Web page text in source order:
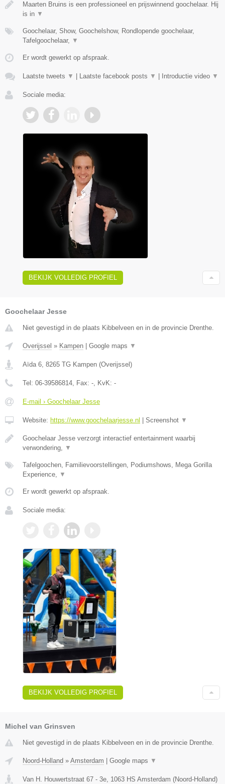
Maarten Bruins is een professioneel en prijswinnend goochelaar. Hij
is in ▼
Goochelaar, Show, Goochelshow, Rondlopende goochelaar,
Tafelgoochelaar, ▼
Er wordt gewerkt op afspraak.
Laatste tweets ▼ Laatste facebook posts ▼ Introductie video ▼
Sociale media:
BEKIJK VOLLEDIG PROFIEL
Goochelaar Jesse
Niet gevestigd in de plaats Kibbelveen en in de provincie Drenthe.
Overijssel » Kampen Google maps ▼
Aïda 6, 8265 TG Kampen (Overijssel )
Tel: 06-39586814, Fax: -, KvK: -
E-mail › Goochelaar Jesse
Website: https://www.goochelaarjesse.nl Screenshot ▼
Goochelaar Jesse verzorgt interactief entertainment waarbij
verwondering, ▼
Tafelgoochen, Familievoorstellingen, Podiumshows, Mega Gorilla
Experience, ▼
Er wordt gewerkt op afspraak.
Sociale media:
BEKIJK VOLLEDIG PROFIEL
Michel van Grinsven
Niet gevestigd in de plaats Kibbelveen en in de provincie Drenthe.
Noord-Holland » Amsterdam Google maps ▼
Van H. Houwertstraat 67 - 3e, 1063 HS Amsterdam (Noord-Holland)